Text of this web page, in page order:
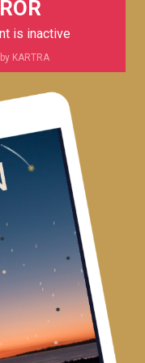
is inactive
KARTRA